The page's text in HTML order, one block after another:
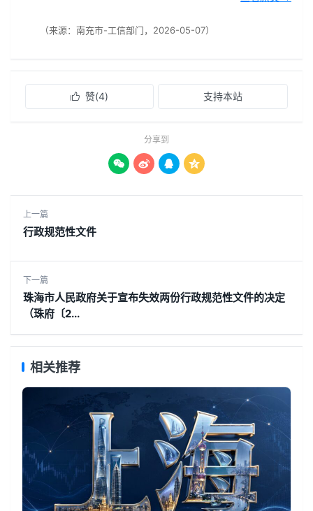
（来源：南充市-工信部门，2026-05-07）
 赞(4) 支持本站
分享到
   
上一篇
行政规范性文件
下一篇
珠海市人民政府关于宣布失效两份行政规范性文件的决定
（珠府〔2...
相关推荐